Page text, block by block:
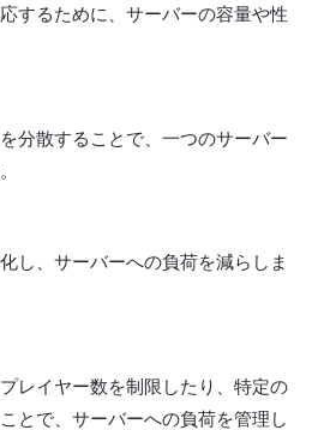
するために、サーバーの容量や性
分散することで、一つのサーバー
し、サーバーへの負荷を減らしま
レイヤー数を制限したり、特定の
とで、サーバーへの負荷を管理し